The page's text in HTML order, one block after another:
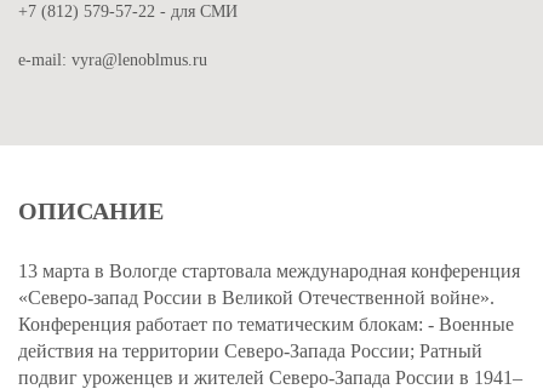
+7 (812) 579-57-22 - для СМИ
e-mail: vyra@lenoblmus.ru
ОПИСАНИЕ
13 марта в Вологде стартовала международная конференция
«Северо-запад России в Великой Отечественной войне».
Конференция работает по тематическим блокам: - Военные
действия на территории Северо-Запада России; Ратный
подвиг уроженцев и жителей Северо-Запада России в 1941–